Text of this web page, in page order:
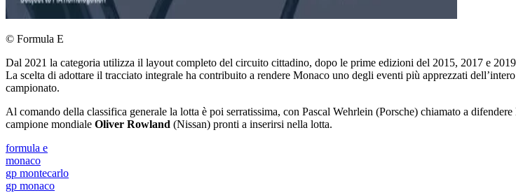
© Formula E
Dal 2021 la categoria utilizza il layout completo del circuito cittadino, dopo le prime edizioni del 2015, 2017 e
La scelta di adottare il tracciato integrale ha contribuito a rendere Monaco uno degli eventi più apprezzati
campionato.
Al comando della classifica generale la lotta è poi serratissima, con Pascal Wehrlein (Porsche) chiamato a
campione mondiale Oliver Rowland (Nissan) pronti a inserirsi nella lotta.
formula e
monaco
gp montecarlo
gp monaco